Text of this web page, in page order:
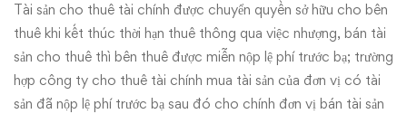
Tài sản cho thuê tài chính được chuyển quyền sở hữu cho bên
thuê khi kết thúc thời hạn thuê thông qua việc nhượng, bán tài
sản cho thuê thì bên thuê được miễn nộp lệ phí trước bạ; trường
hợp công ty cho thuê tài chính mua tài sản của đơn vị có tài
sản đã nộp lệ phí trước bạ sau đó cho chính đơn vị bán tài sản